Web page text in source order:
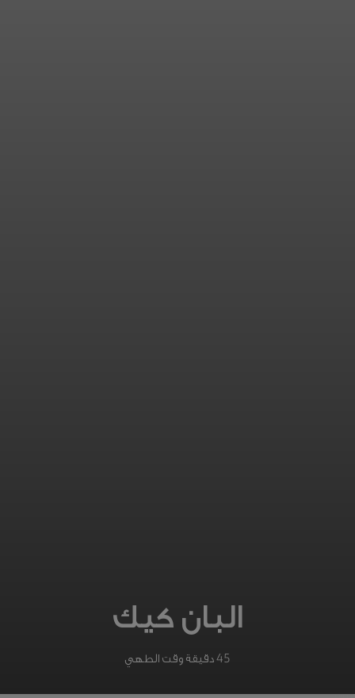
البان كيك
45 دقيقة وقت الطهي